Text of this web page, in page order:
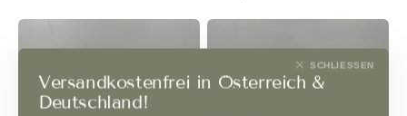
Versandkostenfrei in Österreich &
Deutschland!
SCHLIESSEN
Essence
Nature
Franciacorta
Dosaggio
Essence
Satèn
Brut